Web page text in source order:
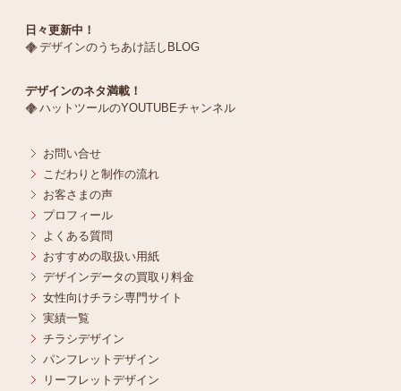
日々更新中！
デザインのうちあけ話しBLOG
デザインのネタ満載！
ハットツールのYOUTUBEチャンネル
お問い合せ
こだわりと制作の流れ
お客さまの声
プロフィール
よくある質問
おすすめの取扱い用紙
デザインデータの買取り料金
女性向けチラシ専門サイト
実績一覧
チラシデザイン
パンフレットデザイン
リーフレットデザイン